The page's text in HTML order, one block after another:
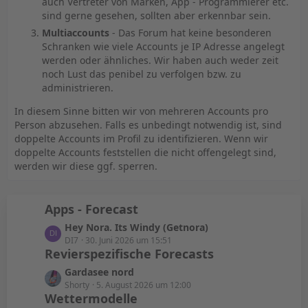
sind gerne gesehen, sollten aber erkennbar sein.
Multiaccounts - Das Forum hat keine besonderen
Schranken wie viele Accounts je IP Adresse angelegt
werden oder ähnliches. Wir haben auch weder zeit
noch Lust das penibel zu verfolgen bzw. zu
administrieren.
In diesem Sinne bitten wir von mehreren Accounts pro
Person abzusehen. Falls es unbedingt notwendig ist, sind
doppelte Accounts im Profil zu identifizieren. Wenn wir
doppelte Accounts feststellen die nicht offengelegt sind,
werden wir diese ggf. sperren.
Apps - Forecast
L
e
t
z
t
e
Hey Nora. Its Windy (Getnora)
DI7 30. Juni 2026 um 15:51
Revierspezifische Forecasts
L
e
t
Gardasee nord
Shorty 5. August 2026 um 12:00
Wettermodelle